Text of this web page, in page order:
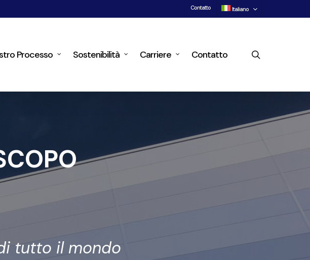
Contatto Italiano
Processo Sostenibilità Carriere Contatto
tutto il mondo